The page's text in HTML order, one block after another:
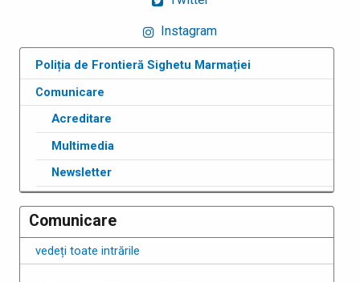
Instagram
Poliția de Frontieră Sighetu Marmației
Comunicare
Acreditare
Multimedia
Newsletter
Comunicare
vedeți toate intrările